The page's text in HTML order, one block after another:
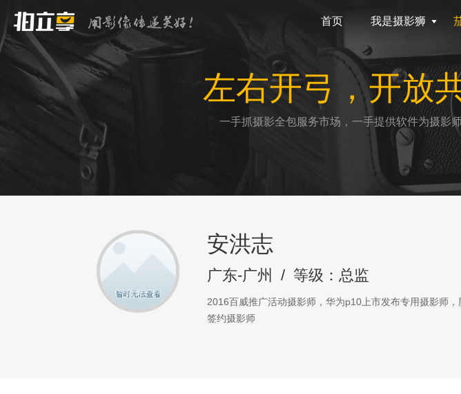
首页 我是摄影狮
左右开弓，开放
一手抓摄影全包服务市场，一手提供软件为摄影
安洪志
广东-广州 / 等级：总监
2016百威推广活动摄影师，华为p10上市发布专用摄影师
签约摄影师